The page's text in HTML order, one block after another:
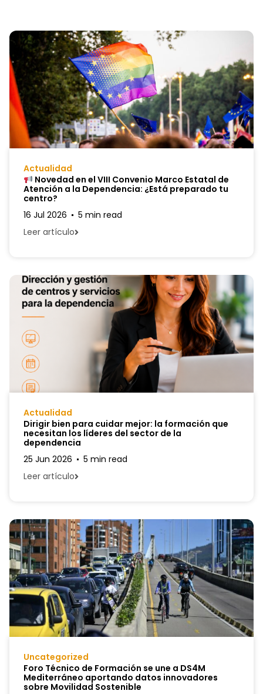
Actualidad
Novedad en el VIII Convenio Marco Estatal de
Atención a la Dependencia: ¿Está preparado tu
centro?
16 Jul 2026
5 min read
Leer artículo
Actualidad
Dirigir bien para cuidar mejor: la formación que
necesitan los líderes del sector de la
dependencia
25 Jun 2026
5 min read
Leer artículo
Uncategorized
Foro Técnico de Formación se une a DS4M
Mediterráneo aportando datos innovadores
sobre Movilidad Sostenible